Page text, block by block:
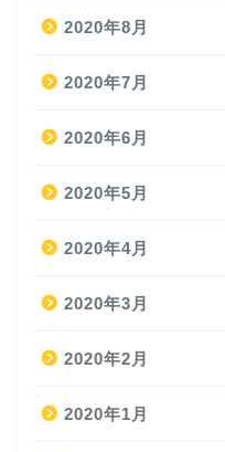
2020年8月
2020年7月
2020年6月
2020年5月
2020年4月
2020年3月
2020年2月
2020年1月